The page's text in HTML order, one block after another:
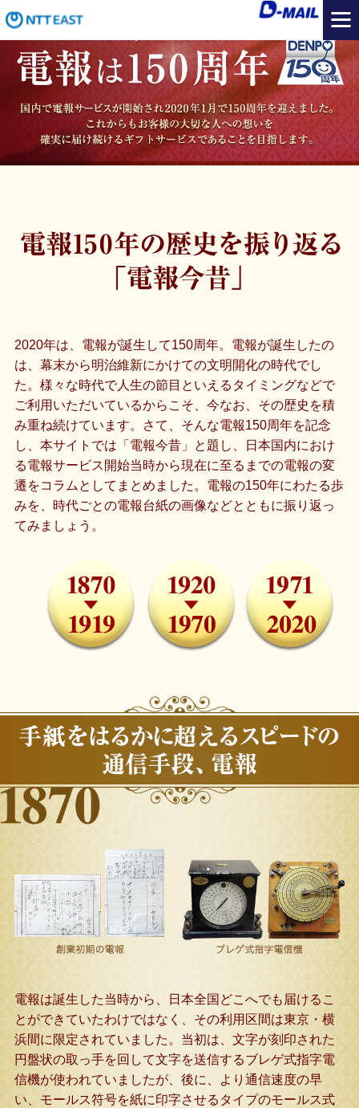
2020年は、電報が誕生して150周年。電報が誕生したの
は、幕末から明治維新にかけての文明開化の時代でし
た。様々な時代で人生の節目といえるタイミングなどで
ご利用いただいているからこそ、今なお、その歴史を積
み重ね続けています。さて、そんな電報150周年を記念
し、本サイトでは「電報今昔」と題し、日本国内におけ
る電報サービス開始当時から現在に至るまでの電報の変
遷をコラムとしてまとめました。電報の150年にわたる歩
みを、時代ごとの電報台紙の画像などとともに振り返っ
てみましょう。
電報は誕生した当時から、日本全国どこへでも届けるこ
とができていたわけではなく、その利用区間は東京・横
浜間に限定されていました。当初は、文字が刻印された
円盤状の取っ手を回して文字を送信するブレゲ式指字電
信機が使われていましたが、後に、より通信速度の早
い、モールス符号を紙に印字させるタイプのモールス式